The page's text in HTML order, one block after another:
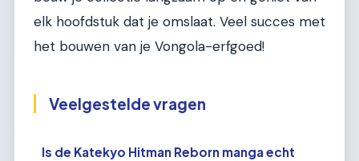
elk hoofdstuk dat je omslaat. Veel succes met
het bouwen van je Vongola-erfgoed!
Veelgestelde vragen
Is de Katekyo Hitman Reborn manga echt